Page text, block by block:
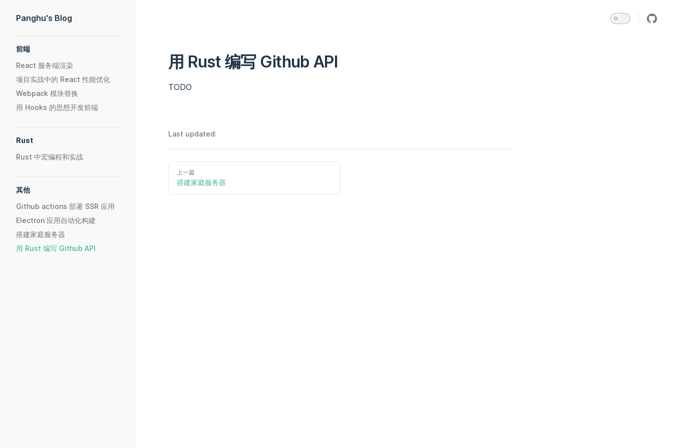
Skip to content
Panghu's Blog
前端
React 服务端渲染
项目实战中的 React 性能优化
Webpack 模块替换
用 Hooks 的思想开发前端
Rust
Rust 中宏编程和实战
其他
Github actions 部署 SSR 应用
Electron 应用自动化构建
搭建家庭服务器
用 Rust 编写 Github API
用 Rust 编写 Github API
TODO
Last updated:
上一篇
搭建家庭服务器